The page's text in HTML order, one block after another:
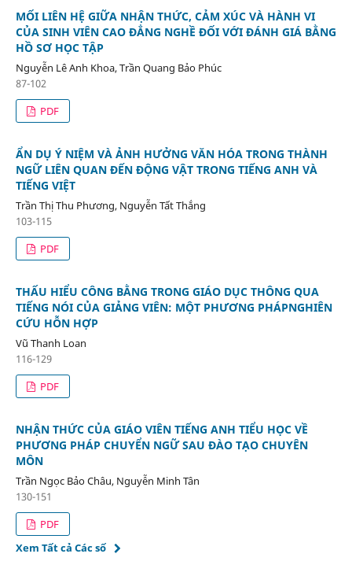
MỐI LIÊN HỆ GIỮA NHẬN THỨC, CẢM XÚC VÀ HÀNH VI
CỦA SINH VIÊN CAO ĐẲNG NGHỀ ĐỐI VỚI ĐÁNH GIÁ BẰNG
HỒ SƠ HỌC TẬP
Nguyễn Lê Anh Khoa, Trần Quang Bảo Phúc
87-102
PDF
ẨN DỤ Ý NIỆM VÀ ẢNH HƯỞNG VĂN HÓA TRONG THÀNH
NGỮ LIÊN QUAN ĐẾN ĐỘNG VẬT TRONG TIẾNG ANH VÀ
TIẾNG VIỆT
Trần Thị Thu Phương, Nguyễn Tất Thắng
103-115
PDF
THẤU HIỂU CÔNG BẰNG TRONG GIÁO DỤC THÔNG QUA
TIẾNG NÓI CỦA GIẢNG VIÊN: MỘT PHƯƠNG PHÁPNGHIÊN
CỨU HỖN HỢP
Vũ Thanh Loan
116-129
PDF
NHẬN THỨC CỦA GIÁO VIÊN TIẾNG ANH TIỂU HỌC VỀ
PHƯƠNG PHÁP CHUYỂN NGỮ SAU ĐÀO TẠO CHUYÊN
MÔN
Trần Ngọc Bảo Châu, Nguyễn Minh Tân
130-151
PDF
Xem Tất cả Các số